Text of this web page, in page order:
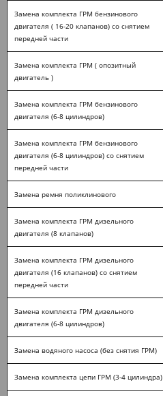
Замена комплекта ГРМ бензинового
двигателя ( 16-20 клапанов) со снятием
передней части
Замена комплекта ГРМ ( опозитный
двигатель )
Замена комплекта ГРМ бензинового
двигателя (6-8 цилиндров)
Замена комплекта ГРМ бензинового
двигателя (6-8 цилиндров) со снятием
передней части
Замена ремня поликлинового
Замена комплекта ГРМ дизельного
двигателя (8 клапанов)
Замена комплекта ГРМ дизельного
двигателя (16 клапанов) со снятием
передней части
Замена комплекта ГРМ дизельного
двигателя (6-8 цилиндров)
Замена водяного насоса (без снятия ГРМ)
Замена комплекта цепи ГРМ (3-4 цилиндра)